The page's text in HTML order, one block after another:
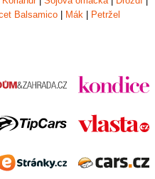
Balsamico Mák
Petržel